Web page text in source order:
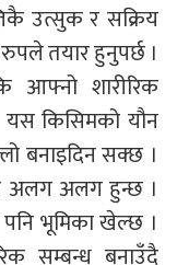
उत्सुक र सक्रिय
तयार हुनुपर्छ ।
आफ्नो शारीरिक
यस किसिमको यौन
बनाइदिन सक्छ ।
अलग अलग हुन्छ ।
भूमिका खेल्छ ।